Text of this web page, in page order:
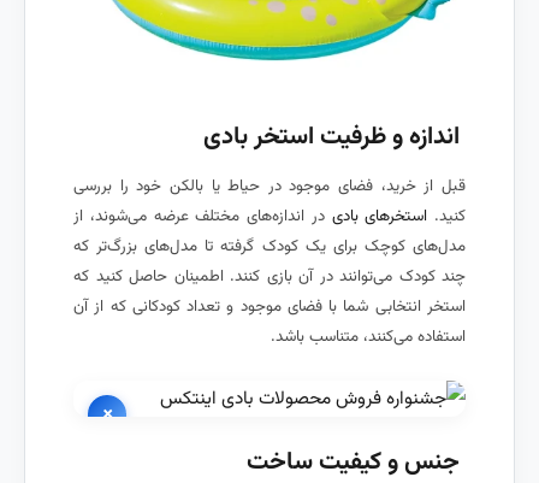
اندازه و ظرفیت استخر بادی
قبل از خرید، فضای موجود در حیاط یا بالکن خود را بررسی
کنید. استخرهای بادی در اندازه‌های مختلف عرضه می‌شوند، از
مدل‌های کوچک برای یک کودک گرفته تا مدل‌های بزرگ‌تر که
چند کودک می‌توانند در آن بازی کنند. اطمینان حاصل کنید که
استخر انتخابی شما با فضای موجود و تعداد کودکانی که از آن
استفاده می‌کنند، متناسب باشد.
×
جنس و کیفیت ساخت